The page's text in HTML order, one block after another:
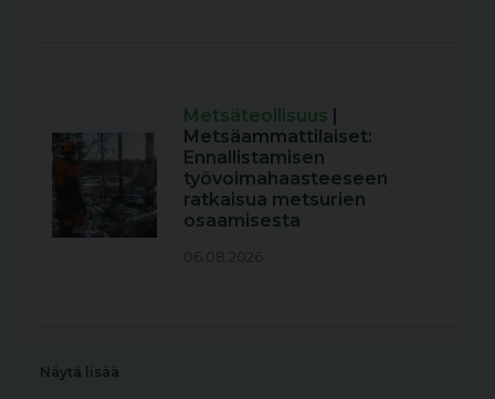
Metsäteollisuus
Metsäammattilaiset:
Ennallistamisen
työvoimahaasteeseen
ratkaisua metsurien
osaamisesta
06.08.2026
Näytä lisää